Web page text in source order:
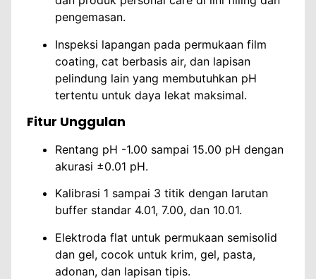
pengemasan.
Inspeksi lapangan pada permukaan film
coating, cat berbasis air, dan lapisan
pelindung lain yang membutuhkan pH
tertentu untuk daya lekat maksimal.
Fitur Unggulan
Rentang pH -1.00 sampai 15.00 pH dengan
akurasi ±0.01 pH.
Kalibrasi 1 sampai 3 titik dengan larutan
buffer standar 4.01, 7.00, dan 10.01.
Elektroda flat untuk permukaan semisolid
dan gel, cocok untuk krim, gel, pasta,
adonan, dan lapisan tipis.